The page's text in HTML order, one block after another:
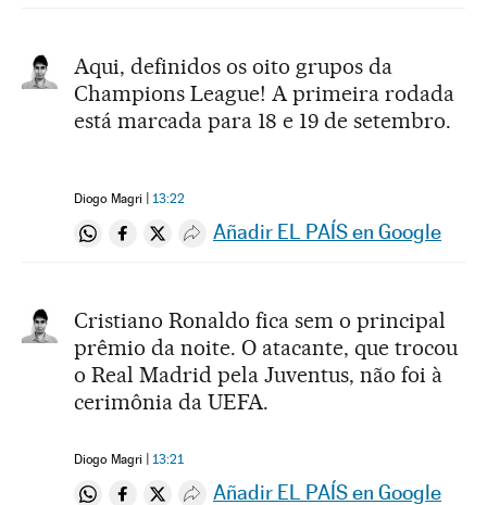
Aqui, definidos os oito grupos da
Champions League! A primeira rodada
está marcada para 18 e 19 de setembro.
Diogo Magri 13:22
Compartir en Whatsapp
Compartir en Facebook
Compartir en Twitter
Desplegar Redes Sociales
Añadir EL PAÍS en Google
Cristiano Ronaldo fica sem o principal
prêmio da noite. O atacante, que trocou
o Real Madrid pela Juventus, não foi à
cerimônia da UEFA.
Diogo Magri 13:21
Añadir EL PAÍS en Google